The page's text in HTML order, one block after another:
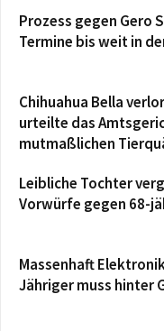
Prozess gegen Gero
Termine bis weit in
Chihuahua Bella
urteilte das
mutmaßlichen
Leibliche Tochter
Vorwürfe gegen 68-
Massenhaft
Jähriger muss hinter